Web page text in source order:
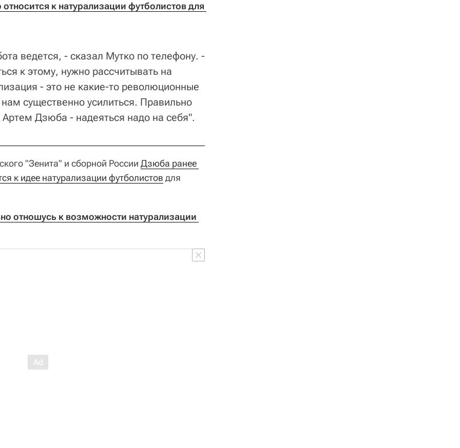
к натурализации футболистов для
ведется, - сказал Мутко по телефону. -
к этому, нужно рассчитывать на
- это не какие-то революционные
существенно усилиться. Правильно
Дзюба - надеяться надо на себя".
"Зенита" и сборной России Дзюба ранее
к идее натурализации футболистов для
отношусь к возможности натурализации